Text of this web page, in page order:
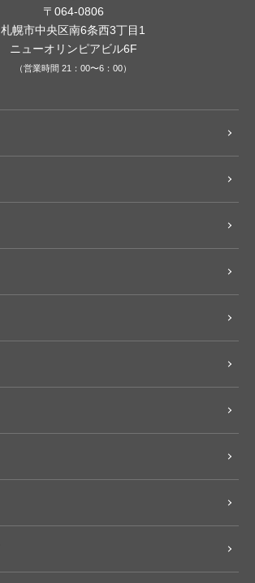
〒064-0806
札幌市中央区南6条西3丁目1
ニューオリンピアビル6F
（営業時間 21：00〜6：00）